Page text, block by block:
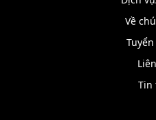
Về
Tin